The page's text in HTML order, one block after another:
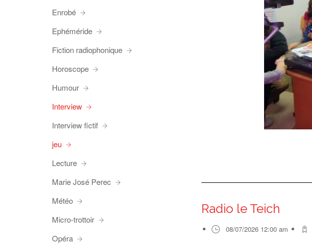
Radio le Teich
08/07/2026 12:00 am
Enrobé
Ephéméride
Fiction radiophonique
Horoscope
Humour
Interview
Interview fictif
jeu
Lecture
Marie José Perec
Météo
Micro-trottoir
Opéra